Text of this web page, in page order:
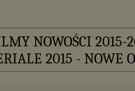
przeglądarki internetowej w
plików cookies na
również usunąć pliki cookies,
w ustawieniach przeglądarki
NOWOŚCI 2015-
2015 - NOWE